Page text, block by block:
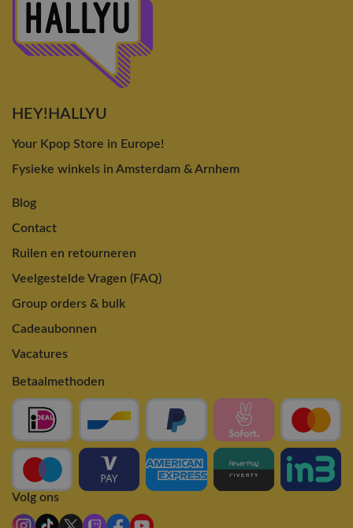
HEY!HALLYU
Your Kpop Store in Europe!
Fysieke winkels in Amsterdam & Arnhem
Blog
Contact
Ruilen en retourneren
Veelgestelde Vragen (FAQ)
Group orders & bulk
Cadeaubonnen
Vacatures
Betaalmethoden
Volg ons